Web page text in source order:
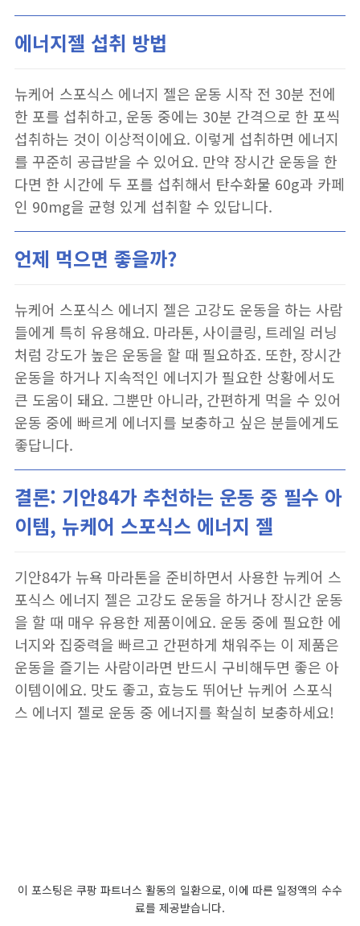
에너지젤 섭취 방법
뉴케어 스포식스 에너지 젤은 운동 시작 전 30분 전에
한 포를 섭취하고, 운동 중에는 30분 간격으로 한 포씩
섭취하는 것이 이상적이에요. 이렇게 섭취하면 에너지
를 꾸준히 공급받을 수 있어요. 만약 장시간 운동을 한
다면 한 시간에 두 포를 섭취해서 탄수화물 60g과 카페
인 90mg을 균형 있게 섭취할 수 있답니다.
언제 먹으면 좋을까?
뉴케어 스포식스 에너지 젤은 고강도 운동을 하는 사람
들에게 특히 유용해요. 마라톤, 사이클링, 트레일 러닝
처럼 강도가 높은 운동을 할 때 필요하죠. 또한, 장시간
운동을 하거나 지속적인 에너지가 필요한 상황에서도
큰 도움이 돼요. 그뿐만 아니라, 간편하게 먹을 수 있어
운동 중에 빠르게 에너지를 보충하고 싶은 분들에게도
좋답니다.
결론: 기안84가 추천하는 운동 중 필수 아
이템, 뉴케어 스포식스 에너지 젤
기안84가 뉴욕 마라톤을 준비하면서 사용한 뉴케어 스
포식스 에너지 젤은 고강도 운동을 하거나 장시간 운동
을 할 때 매우 유용한 제품이에요. 운동 중에 필요한 에
너지와 집중력을 빠르고 간편하게 채워주는 이 제품은
운동을 즐기는 사람이라면 반드시 구비해두면 좋은 아
이템이에요. 맛도 좋고, 효능도 뛰어난 뉴케어 스포식
스 에너지 젤로 운동 중 에너지를 확실히 보충하세요!
이 포스팅은 쿠팡 파트너스 활동의 일환으로, 이에 따른 일정액의 수수
료를 제공받습니다.